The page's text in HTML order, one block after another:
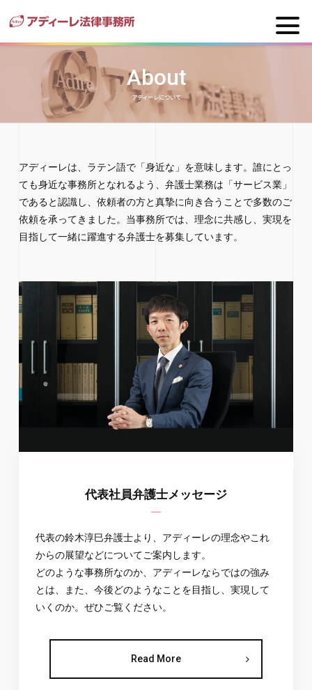
About
アディーレについて
アディーレは、ラテン語で「身近な」を意味します。誰にとっ
ても身近な事務所となれるよう、弁護士業務は「サービス業」
であると認識し、依頼者の方と真摯に向き合うことで多数のご
依頼を承ってきました。当事務所では、理念に共感し、実現を
目指して一緒に躍進する弁護士を募集しています。
代表社員弁護士メッセージ
代表の鈴木淳巳弁護士より、アディーレの理念やこれ
からの展望などについてご案内します。
どのような事務所なのか、アディーレならではの強み
とは、また、今後どのようなことを目指し、実現して
いくのか。ぜひご覧ください。
Read More